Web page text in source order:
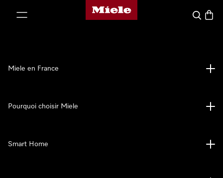
Page d'accueil Miele
Search
Miele en France
Pourquoi choisir Miele
Smart Home